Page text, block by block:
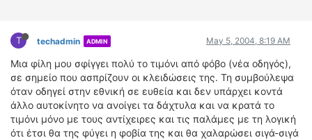
T techadmin ADMIN May 5, 2004, 8:19 AM
Μια φίλη μου σφίγγει πολύ το τιμόνι από φόβο (νέα οδηγός),
σε σημείο που ασπρίζουν οι κλειδώσεις της. Τη συμβούλεψα
όταν οδηγεί στην εθνική σε ευθεία και δεν υπάρχει κοντά
άλλο αυτοκίνητο να ανοίγει τα δάχτυλα και να κρατά το
τιμόνι μόνο με τους αντίχειρες και τις παλάμες με τη λογική
ότι έτσι θα της φύγει η φοβία της και θα χαλαρώσει σιγά-σιγά